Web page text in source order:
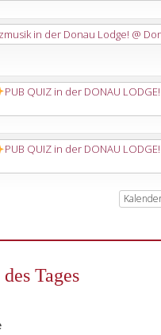
in der Donau Lodge! @
PUB QUIZ in der DONAU LODGE!
PUB QUIZ in der DONAU LODGE!
Tages